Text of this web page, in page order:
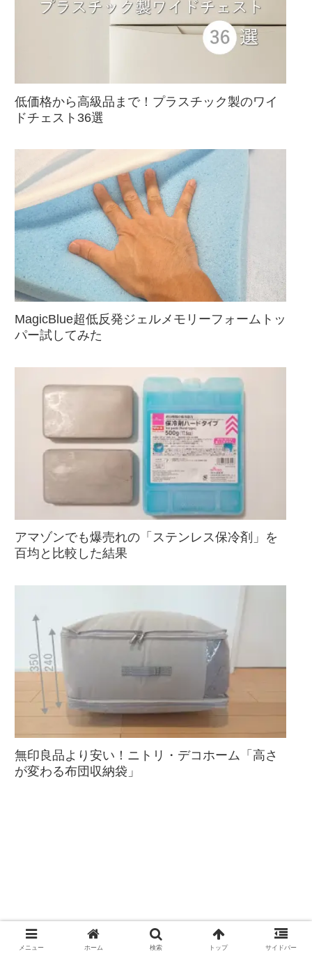
低価格から高級品まで！プラスチック製のワイ
ドチェスト36選
MagicBlue超低反発ジェルメモリーフォームトッ
パー試してみた
アマゾンでも爆売れの「ステンレス保冷剤」を
百均と比較した結果
無印良品より安い！ニトリ・デコホーム「高さ
が変わる布団収納袋」
メニュー ホーム 検索 トップ サイドバー